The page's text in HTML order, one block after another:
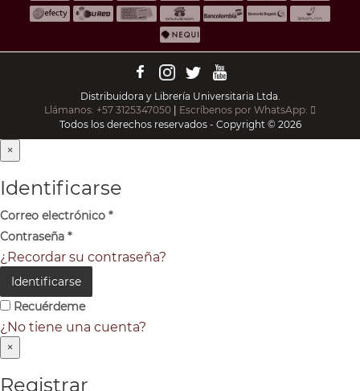
Distribuidora y Librería Universitaria Ltda.
Llámanos: +57 3125347050 | Escríbenos por WhatsApp:
Todos los derechos reservados - Copyright © 2026
×
Identificarse
Correo electrónico *
Contraseña *
¿Recordar su contraseña?
Identificarse
Recuérdeme
¿No tiene una cuenta?
×
Registrar